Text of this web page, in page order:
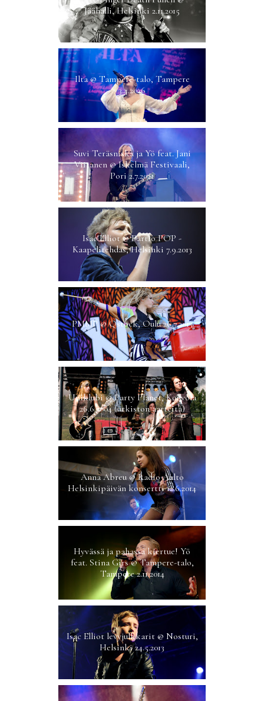
Jäähalli, Helsinki 2.11.2015
Ilta @ Tampere-talo, Tampere
3.4.2026
Suvi Teräsniska ja Yö feat. Jani
Viitanen @ Iskelmä Festivaali,
Pori 2.7.2021
Isac Elliot @ Partio POP -
Kaapelitehdas, Helsinki 7.9.2013
PMMP @ Qstock, Oulu 26.7.2013
Uniklubi @ Party Planet, Kouvola
26.6.2004 (arkiston aarteita)
Anna Abreu @ Radio Aalto
Helsinkipäivän konsertti 12.6.2014
Hyvässä ja pahassa kiertue! Yö
feat. Stina Girs @ Tampere-talo,
Tampere 2.11.2014
Isac Elliot levyjulkkarit @ Nosturi,
Helsinki 24.5.2013